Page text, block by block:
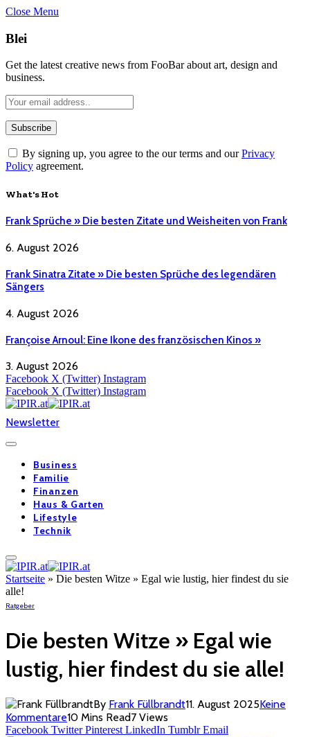
Close Menu
Blei
Get the latest creative news from FooBar about art, design and
business.
By signing up, you agree to the our terms and ourPrivacy
Policy agreement.
What's Hot
Frank Sprüche » Die besten Zitate und Weisheiten von Frank
6. August 2026
Frank Sinatra Zitate » Die besten Sprüche des legendären
Sängers
4. August 2026
Françoise Arnoul: Eine Ikone des französischen Kinos »
3. August 2026
Facebook X (Twitter) Instagram
Facebook X (Twitter) Instagram
Newsletter
Business
Familie
Finanzen
Haus & Garten
Lifestyle
Technik
Startseite » Die besten Witze » Egal wie lustig, hier findest du sie
alle!
Ratgeber
Die besten Witze » Egal wie
lustig, hier findest du sie alle!
By Frank Füllbrandt11. August 2025Keine
Kommentare10 Mins Read7 Views
Facebook Twitter Pinterest LinkedIn Tumblr Email